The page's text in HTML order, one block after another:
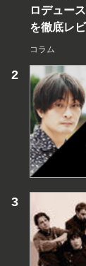
ロデュー
を徹底レ
コラム